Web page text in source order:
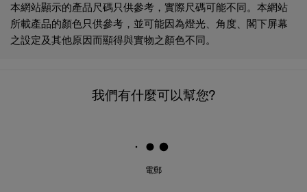
本網站顯示的產品尺碼只供參考，實際尺碼可能不同。本網站
所載產品的顏色只供參考，並可能因為燈光、角度、閣下屏幕
之設定及其他原因而顯得與實物之顏色不同。
我們有什麼可以幫您?
電郵